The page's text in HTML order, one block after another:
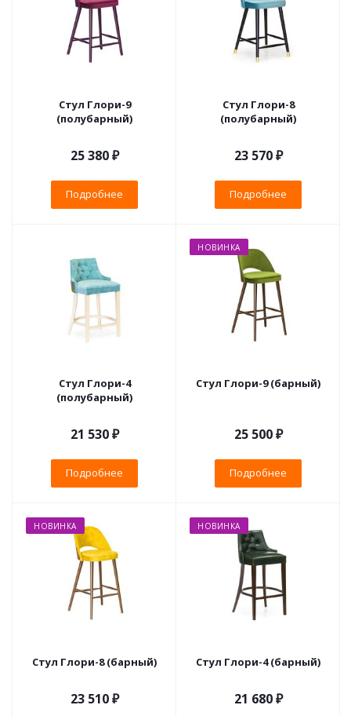
Стул Глори-9
(полубарный)
25 380 ₽
Подробнее
Стул Глори-8
(полубарный)
23 570 ₽
Подробнее
Стул Глори-4
(полубарный)
21 530 ₽
Подробнее
НОВИНКА
Стул Глори-9 (барный)
25 500 ₽
Подробнее
НОВИНКА
Стул Глори-8 (барный)
23 510 ₽
НОВИНКА
Стул Глори-4 (барный)
21 680 ₽